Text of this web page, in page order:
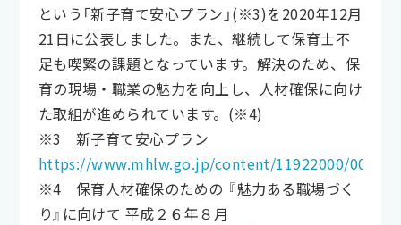
という「新子育て安心プラン」(※3)を2020年12月
21日に公表しました。また、継続して保育士不
足も喫緊の課題となっています。解決のため、保
育の現場・職業の魅力を向上し、人材確保に向け
た取組が進められています。(※4)
※3 新子育て安心プラン
https://www.mhlw.go.jp/content/11922000/
※4 保育人材確保のための 『魅力ある職場づく
り』に向けて 平成２６年８月